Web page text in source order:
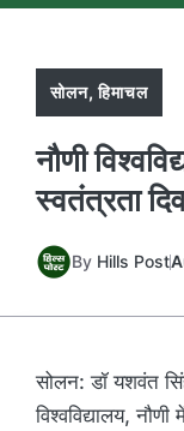
सोलन,हिमाचल
नौणी
स्वतंत्रता
By Hills Post
सोलन: डॉ यशवंत
विश्वविद्यालय,